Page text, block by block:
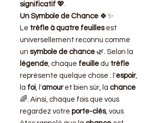
significatif 💖.
Un Symbole de Chance 🍀✨
Le trèfle à quatre feuillesest
universellement reconnu comme
un symbole de chance 🌿. Selon la
légende, chaque feuille du trèfle
représente quelque chose : l'espoir,
la foi, l'amouret bien sûr, la chance
🌈. Ainsi, chaque fois que vous
regardez votre porte-clés, vous